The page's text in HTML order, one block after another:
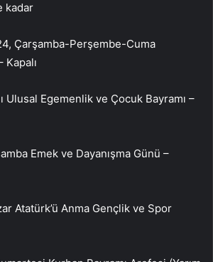
kadar
Çarşamba-Perşembe-Cuma
Kapalı
Ulusal Egemenlik ve Çocuk Bayramı –
Emek ve Dayanışma Günü –
Atatürk’ü Anma Gençlik ve Spor